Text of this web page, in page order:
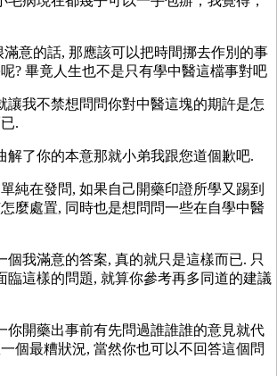
意的話, 那應該可以把時間挪去作別的事
? 畢竟人生也不是只有學中醫這檔事對吧
讓我不禁想問問你對中醫這塊的期許是怎
.
解了你的本意那就小弟我跟您道個歉吧.
純在發問, 如果自己開藥印證所學又踢到
麼處置, 同時也是想問問一些在自學中醫
個我滿意的答案, 真的就只是這樣而已. 只
臨這樣的問題, 就算你參考再多同道的建議
你開藥出事前有先問過誰誰誰的意見就代
個最糟狀況, 當然你也可以不回答這個問